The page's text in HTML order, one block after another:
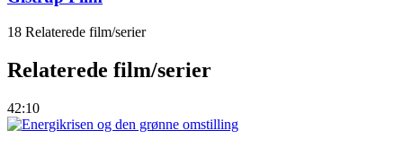
18 Relaterede film/serier
Relaterede film/serier
42:10